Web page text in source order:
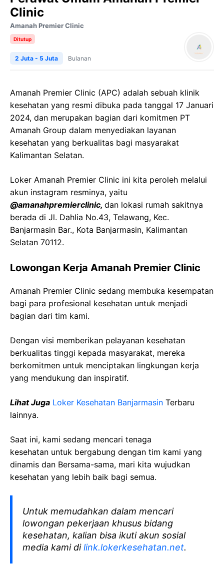
Clinic
Amanah Premier Clinic
Ditutup
2 Juta - 5 Juta Bulanan
Amanah Premier Clinic (APC) adalah sebuah klinik
kesehatan yang resmi dibuka pada tanggal 17 Januari
2024, dan merupakan bagian dari komitmen PT
Amanah Group dalam menyediakan layanan
kesehatan yang berkualitas bagi masyarakat
Kalimantan Selatan.
Loker Amanah Premier Clinic ini kita peroleh melalui
akun instagram resminya, yaitu
@amanahpremierclinic, dan lokasi rumah sakitnya
berada di Jl. Dahlia No.43, Telawang, Kec.
Banjarmasin Bar., Kota Banjarmasin, Kalimantan
Selatan 70112.
Lowongan Kerja Amanah Premier Clinic
Amanah Premier Clinic sedang membuka kesempatan
bagi para profesional kesehatan untuk menjadi
bagian dari tim kami.
Dengan visi memberikan pelayanan kesehatan
berkualitas tinggi kepada masyarakat, mereka
berkomitmen untuk menciptakan lingkungan kerja
yang mendukung dan inspiratif.
Lihat Juga Loker Kesehatan Banjarmasin Terbaru
lainnya.
Saat ini, kami sedang mencari tenaga
kesehatan untuk bergabung dengan tim kami yang
dinamis dan Bersama-sama, mari kita wujudkan
kesehatan yang lebih baik bagi semua.
Untuk memudahkan dalam mencari
lowongan pekerjaan khusus bidang
kesehatan, kalian bisa ikuti akun sosial
media kami dilink.lokerkesehatan.net.